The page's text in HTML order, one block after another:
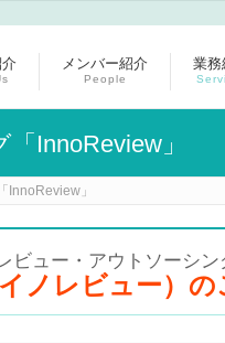
メンバー紹介
People
業務
InnoReview」
InnoReview」
ビュー・アウトソーシン
ノレビュー）の